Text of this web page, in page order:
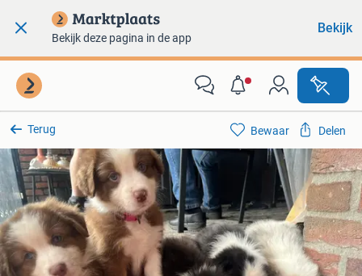
Bekijk deze pagina in de app
Bekijk
Terug Bewaar Delen